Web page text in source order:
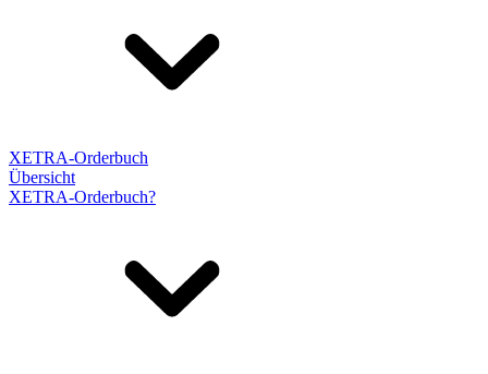
XETRA-Orderbuch
Übersicht
XETRA-Orderbuch?